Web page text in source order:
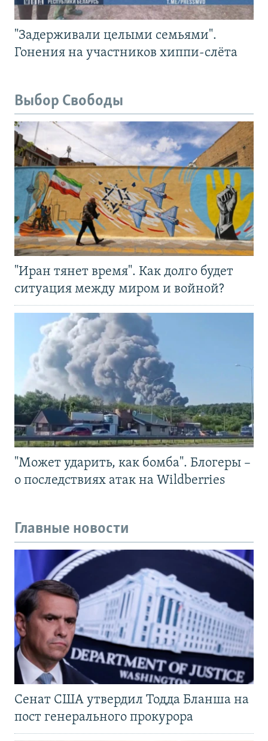
"Задерживали целыми семьями".
Гонения на участников хиппи-слёта
Выбор Свободы
"Иран тянет время". Как долго будет
ситуация между миром и войной?
"Может ударить, как бомба". Блогеры –
о последствиях атак на Wildberries
Главные новости
Сенат США утвердил Тодда Бланша на
пост генерального прокурора